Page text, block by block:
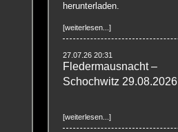
herunterladen.
[weiterlesen...]
27.07.26 20:31
Fledermausnacht –
Schochwitz 29.08.2026
[weiterlesen...]